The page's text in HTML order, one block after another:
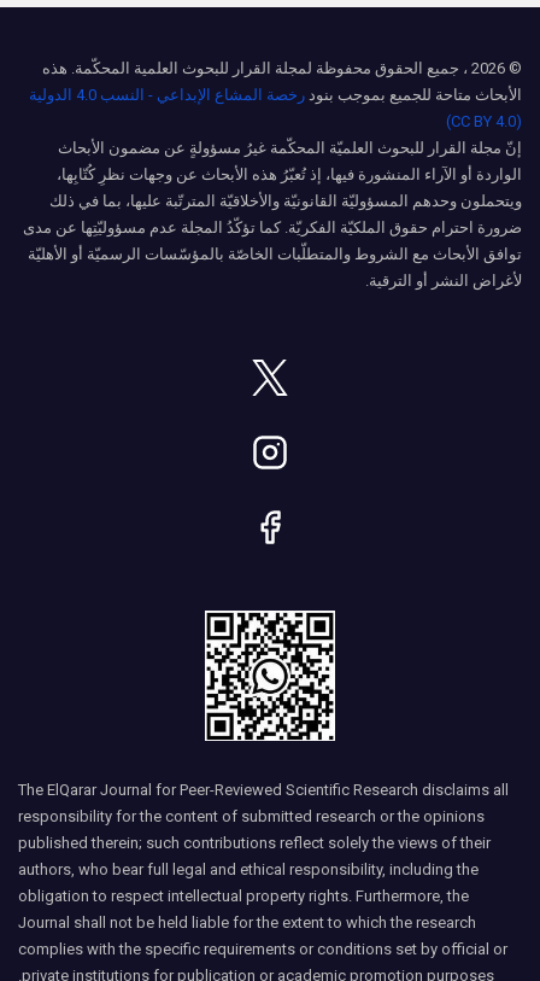
© 2026 ، جميع الحقوق محفوظة لمجلة القرار للبحوث العلمية المحكّمة. هذه
الأبحاث متاحة للجميع بموجب بنود
رخصة المشاع الإبداعي - النسب 4.0 الدولية
(CC BY 4.0)
إنّ مجلة القرار للبحوث العلميّة المحكّمة غيرُ مسؤولةٍ عن مضمون الأبحاث
الواردة أو الآراء المنشورة فيها، إذ تُعبّرُ هذه الأبحاث عن وجهات نظرِ كُتّابِها،
ويتحملون وحدهم المسؤوليّة القانونيّة والأخلاقيّة المترتّبة عليها، بما في ذلك
ضرورة احترام حقوق الملكيّة الفكريّة. كما تؤكّدُ المجلة عدم مسؤوليّتِها عن مدى
توافق الأبحاث مع الشروط والمتطلّبات الخاصّة بالمؤسّسات الرسميّة أو الأهليّة
لأغراض النشر أو الترقية.
The ElQarar Journal for Peer-Reviewed Scientific Research disclaims all
responsibility for the content of submitted research or the opinions
published therein; such contributions reflect solely the views of their
authors, who bear full legal and ethical responsibility, including the
obligation to respect intellectual property rights. Furthermore, the
Journal shall not be held liable for the extent to which the research
complies with the specific requirements or conditions set by official or
private institutions for publication or academic promotion purposes.